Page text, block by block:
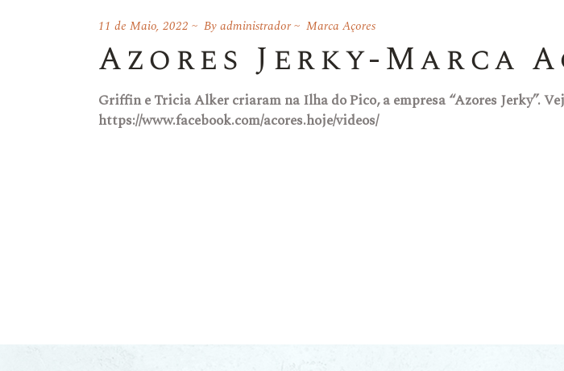
11 de Maio, 2022 Byadministrador Marca Açores
Azores Jerky-Marca
Griffin e Tricia Alker criaram na Ilha do Pico, a empresa “Azores Jerky”.
https://www.facebook.com/acores.hoje/videos/